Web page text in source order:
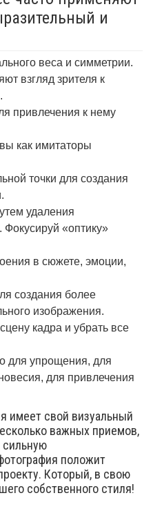
и
веса и симметрии.
взгляд зрителя к
привлечения к нему
как имитаторы
точки для создания
удаления
«оптику»
в сюжете, эмоции,
создания более
изображения.
кадра и убрать все
для упрощения, для
для привлечения
имеет свой визуальный
важных приемов,
положит
Который, в свою
собственного стиля!